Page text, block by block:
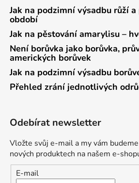
Jak na podzimní výsadbu růží
období
Jak na pěstování amarylisu –
Není borůvka jako borůvka,
amerických borůvek
Jak na podzimní výsadbu
Přehled zrání jednotlivých
Odebírat newsletter
Vložte svůj e-mail a my vám
nových produktech na našem e-
E-mail